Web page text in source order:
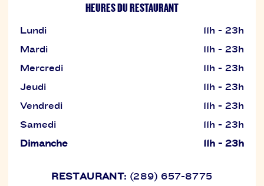
HEURES DU RESTAURANT
Lundi
11h - 23h
Mardi
11h - 23h
Mercredi
11h - 23h
Jeudi
11h - 23h
Vendredi
11h - 23h
Samedi
11h - 23h
Dimanche
11h - 23h
RESTAURANT: (289) 657-8775